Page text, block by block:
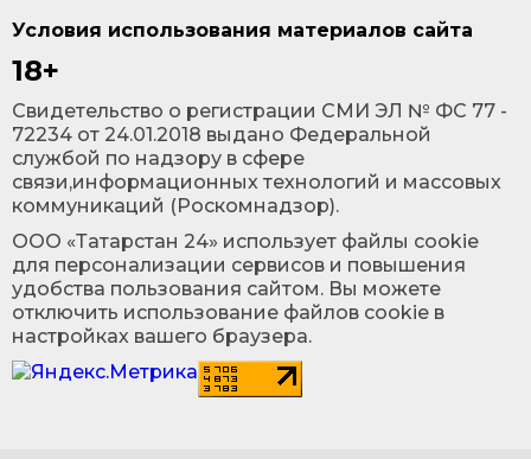
Условия использования материалов сайта
18+
Cвидетельство о регистрации СМИ ЭЛ № ФС 77 -
72234 от 24.01.2018 выдано Федеральной
службой по надзору в сфере
связи,информационных технологий и массовых
коммуникаций (Роскомнадзор).
ООО «Татарстан 24» использует файлы cookie
для персонализации сервисов и повышения
удобства пользования сайтом. Вы можете
отключить использование файлов cookie в
настройках вашего браузера.